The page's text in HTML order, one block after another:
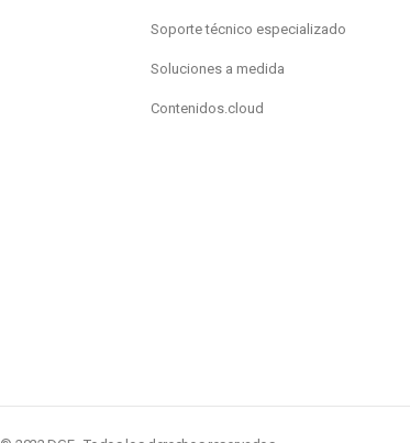
Soporte técnico especializado
Soluciones a medida
Contenidos.cloud